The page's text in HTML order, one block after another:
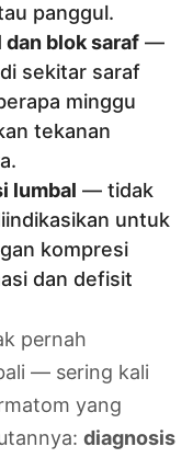
panggul.
blok saraf —
sekitar saraf
minggu
tekanan
lumbal — tidak
untuk
kompresi
dan defisit
pernah
— sering kali
yang
diagnosis